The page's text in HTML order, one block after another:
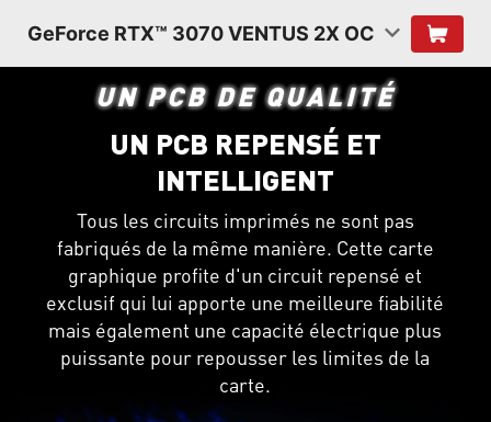
GeForce RTX™ 3070 VENTUS 2X OC
UN PCB DE QUALITÉ
UN PCB REPENSÉ ET
INTELLIGENT
Tous les circuits imprimés ne sont pas
fabriqués de la même manière. Cette carte
graphique profite d'un circuit repensé et
exclusif qui lui apporte une meilleure fiabilité
mais également une capacité électrique plus
puissante pour repousser les limites de la
carte.